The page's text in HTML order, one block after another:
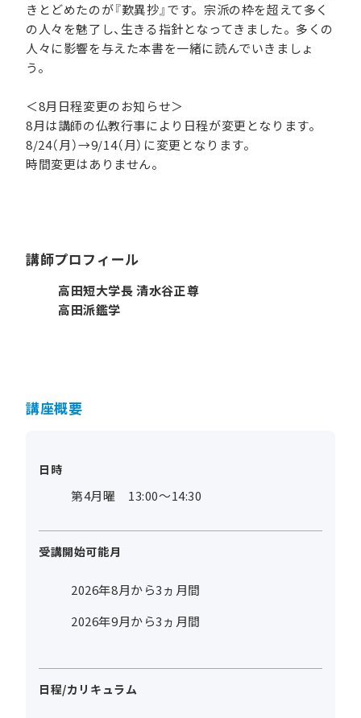
きとどめたのが『歎異抄』です。宗派の枠を超えて多く
の人々を魅了し、生きる指針となってきました。多くの
人々に影響を与えた本書を一緒に読んでいきましょ
う。
＜8月日程変更のお知らせ＞
8月は講師の仏教行事により日程が変更となります。
8/24（月）→9/14（月）に変更となります。
時間変更はありません。
講師プロフィール
高田短大学長 清水谷正尊
高田派鑑学
講座概要
日時
第4月曜 13:00～14:30
受講開始可能月
2026年8月から3ヵ月間
2026年9月から3ヵ月間
日程/カリキュラム